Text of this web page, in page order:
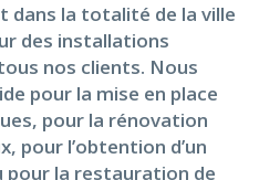
dans la totalité de la ville
des installations
nos clients. Nous
pour la mise en place
pour la rénovation
pour l’obtention d’un
la restauration de